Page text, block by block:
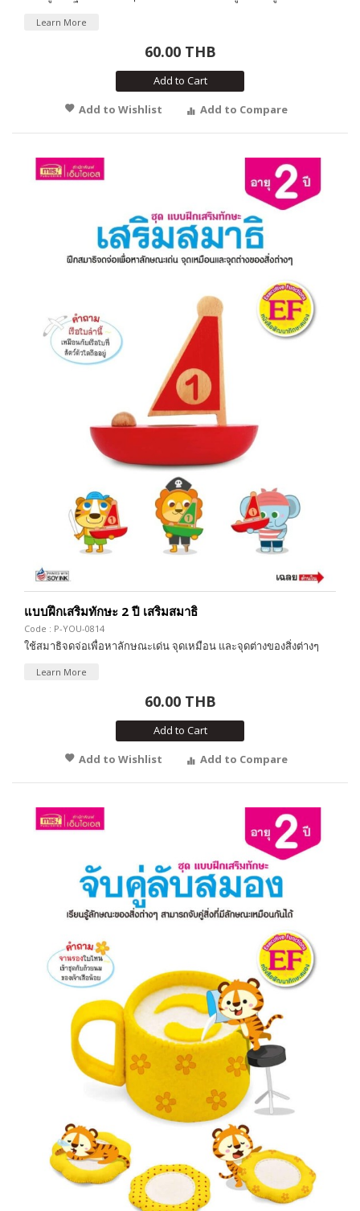
Learn More
60.00 THB
Add to Cart
Add to Wishlist
Add to Compare
แบบฝึกเสริมทักษะ 2 ปี เสริมสมาธิ
Code : P-YOU-0814
ใช้สมาธิจดจ่อเพื่อหาลักษณะเด่น จุดเหมือน และจุดต่างของสิ่งต่างๆ
Learn More
60.00 THB
Add to Cart
Add to Wishlist
Add to Compare